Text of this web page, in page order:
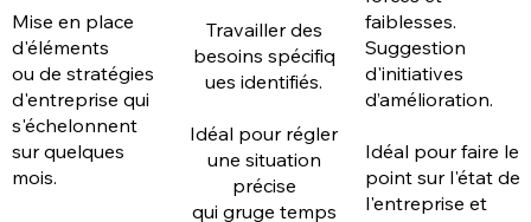
Mise en place
d'éléments
ou de stratégies
d'entreprise qui
s'échelonnent
sur quelques
mois.
faiblesses.
Suggestion
d'initiatives
d’amélioration.
Idéal pour faire le
point sur l'état de
l'entreprise et
Travailler des
besoins spécifiq
ues identifiés.
Idéal pour régler
une situation
précise
qui gruge temps